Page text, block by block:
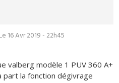
Le 16 Avr 2019 - 22h45
valberg modèle 1 PUV 360 A+
part la fonction dégivrage